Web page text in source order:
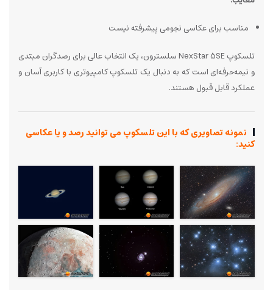
مناسب برای عکاسی نجومی پیشرفته نیست
تلسکوپ NexStar 5SE سلسترون، یک انتخاب عالی برای رصدگران مبتدی
و نیمه‌حرفه‌ای است که به دنبال یک تلسکوپ کامپیوتری با کاربری آسان و
عملکرد قابل قبول هستند.
نمونه تصاویری که با این تلسکوپ می توانید رصد و یا عکاسی
کنید: